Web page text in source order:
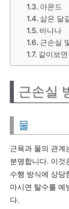
아몬드
삶은 달
바나나
근손실
같이보
근손실
물
근육과 물의 관계
분명합니다. 이것
수행 방식에 상당
마시면 탈수를 예
다.